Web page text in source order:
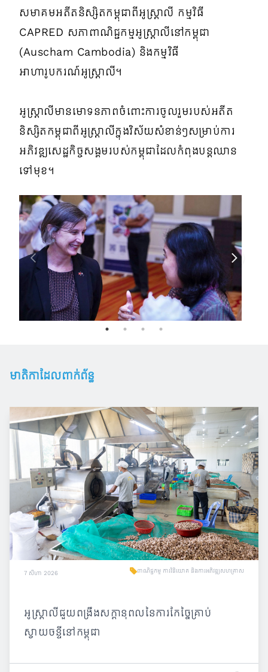
សមាគមអតីតនិស្សិតកម្ពុជាពីអូស្ត្រាលី កម្មវិធី
CAPRED សភាពាណិជ្ជកម្មអូស្ត្រាលីនៅកម្ពុជា
(Auscham Cambodia) និងកម្មវិធី
អាហារូបករណ៍អូស្ត្រាលី។
អូស្ត្រាលីមានមោទនភាពចំពោះការចូលរួមរបស់អតីត
និស្សិតកម្ពុជាពីអូស្ត្រាលីក្នុងវិស័យសំខាន់ៗសម្រាប់ការ
អភិវឌ្ឍសេដ្ឋកិច្ចសង្គមរបស់កម្ពុជាដែលកំពុងបន្តឈាន
ទៅមុខ។
មាតិកាដែលពាក់ព័ន្ធ
7 សីហា 2026 ពាណិជ្ជកម្ម ការវិនិយោគ និងការអភិវឌ្ឍសហគ្រាស
អូស្ត្រាលីជួយពង្រឹងសក្តានុពលនៃការកែច្នៃគ្រាប់
ស្វាយចន្ទីនៅកម្ពុជា